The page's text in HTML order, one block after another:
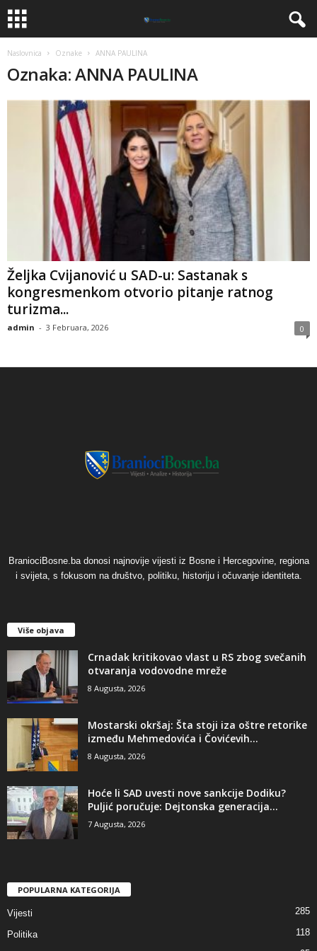
Naslovnica Oznake ANNA PAULINA
Oznaka: ANNA PAULINA
​Željka Cvijanović u SAD-u: Sastanak s
kongresmenkom otvorio pitanje ratnog
turizma...
admin - 3 Februara, 2026 0
BraniociBosne.ba donosi najnovije vijesti iz Bosne i Hercegovine, regiona
i svijeta, s fokusom na društvo, politiku, historiju i očuvanje identiteta.
Više objava
​Crnadak kritikovao vlast u RS zbog svečanih
otvaranja vodovodne mreže
8 Augusta, 2026
Mostarski okršaj: Šta stoji iza oštre retorike
između Mehmedovića i Čovićevih...
8 Augusta, 2026
​Hoće li SAD uvesti nove sankcije Dodiku?
Puljić poručuje: Dejtonska generacija...
7 Augusta, 2026
POPULARNA KATEGORIJA
Vijesti 285
Politika 118